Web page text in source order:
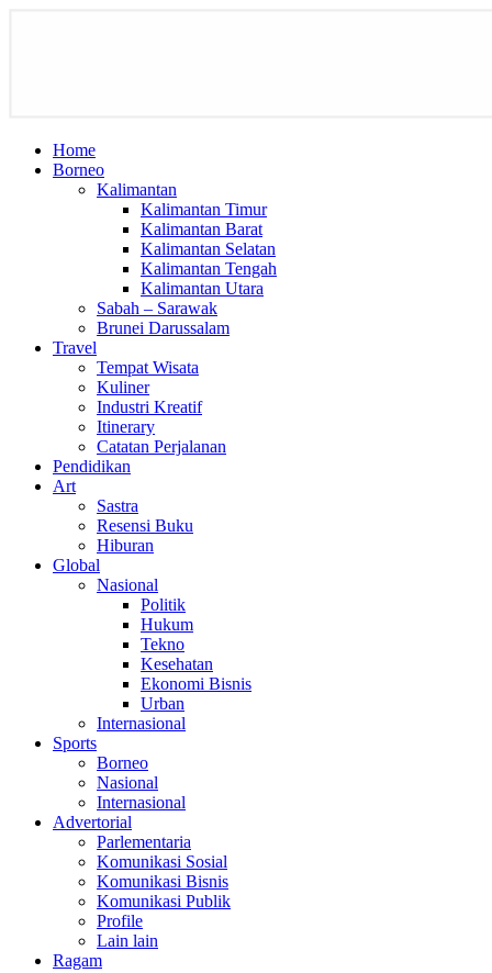
Home
Borneo
Kalimantan
Kalimantan Timur
Kalimantan Barat
Kalimantan Selatan
Kalimantan Tengah
Kalimantan Utara
Sabah – Sarawak
Brunei Darussalam
Travel
Tempat Wisata
Kuliner
Industri Kreatif
Itinerary
Catatan Perjalanan
Pendidikan
Art
Sastra
Resensi Buku
Hiburan
Global
Nasional
Politik
Hukum
Tekno
Kesehatan
Ekonomi Bisnis
Urban
Internasional
Sports
Borneo
Nasional
Internasional
Advertorial
Parlementaria
Komunikasi Sosial
Komunikasi Bisnis
Komunikasi Publik
Profile
Lain lain
Ragam